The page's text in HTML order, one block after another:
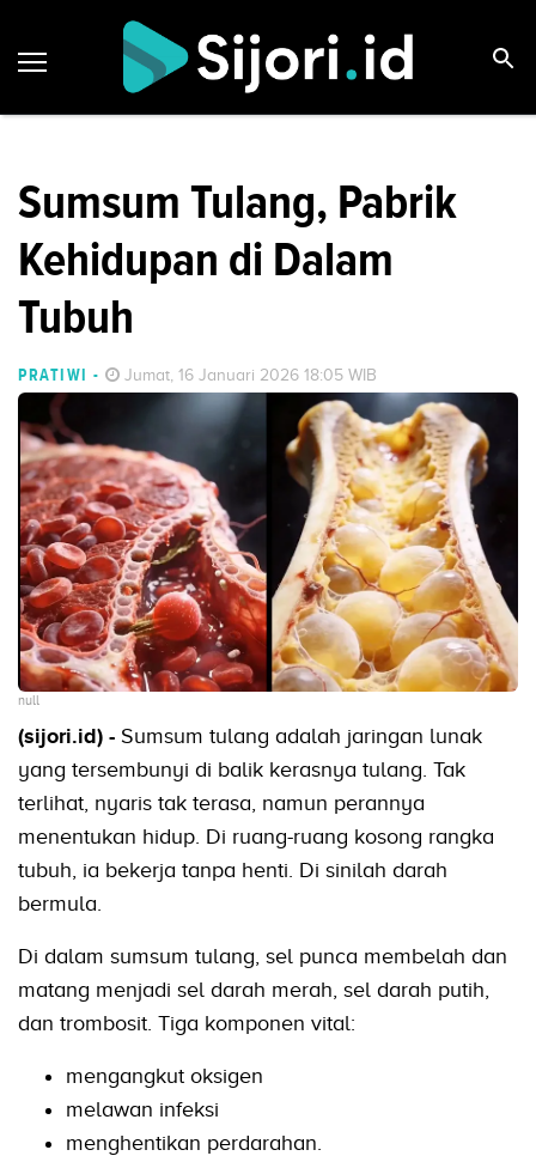
Sumsum Tulang, Pabrik
Kehidupan di Dalam
Tubuh
PRATIWI - Jumat, 16 Januari 2026 18:05 WIB
null
(sijori.id) - Sumsum tulang adalah jaringan lunak
yang tersembunyi di balik kerasnya tulang. Tak
terlihat, nyaris tak terasa, namun perannya
menentukan hidup. Di ruang-ruang kosong rangka
tubuh, ia bekerja tanpa henti. Di sinilah darah
bermula.
Di dalam sumsum tulang, sel punca membelah dan
matang menjadi sel darah merah, sel darah putih,
dan trombosit. Tiga komponen vital:
mengangkut oksigen
melawan infeksi
menghentikan perdarahan.